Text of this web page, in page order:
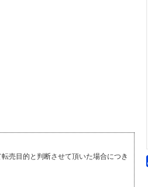
売目的と判断させて頂いた場合につき